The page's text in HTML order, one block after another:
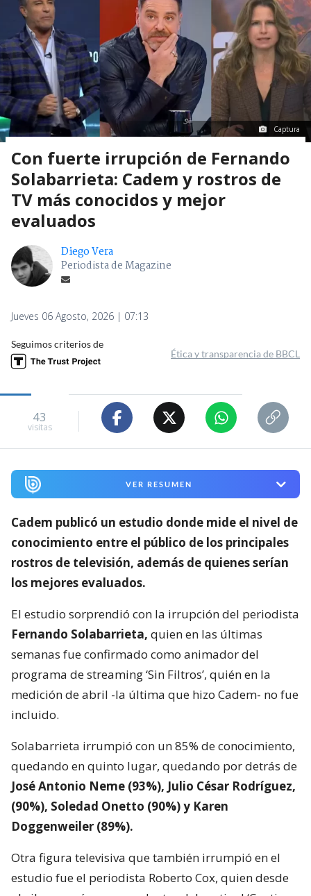
Captura
Con fuerte irrupción de Fernando
Solabarrieta: Cadem y rostros de
TV más conocidos y mejor
evaluados
Diego Vera
Periodista de Magazine
Jueves 06 Agosto, 2026 | 07:13
Seguimos criterios de
Ética y transparencia de BBCL
43
visitas
VER RESUMEN
Cadem publicó un estudio donde mide el nivel de
conocimiento entre el público de los principales
rostros de televisión, además de quienes serían
los mejores evaluados.
El estudio sorprendió con la irrupción del periodista
Fernando Solabarrieta, quien en las últimas
semanas fue confirmado como animador del
programa de streaming ‘Sin Filtros’, quién en la
medición de abril -la última que hizo Cadem- no fue
incluido.
Solabarrieta irrumpió con un 85% de conocimiento,
quedando en quinto lugar, quedando por detrás de
José Antonio Neme (93%), Julio César Rodríguez,
(90%), Soledad Onetto (90%) y Karen
Doggenweiler (89%).
Otra figura televisiva que también irrumpió en el
estudio fue el periodista Roberto Cox, quien desde